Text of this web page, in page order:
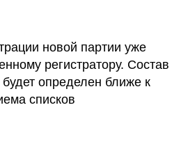
новой партии уже
регистратору. Состав
определен ближе к
списков